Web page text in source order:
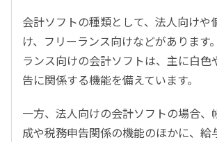
会計ソフトの種類として、法人向けや
け、フリーランス向けなどがあります
ランス向けの会計ソフトは、主に白色
告に関係する機能を備えています。
一方、法人向けの会計ソフトの場合、
成や税務申告関係の機能のほかに、給